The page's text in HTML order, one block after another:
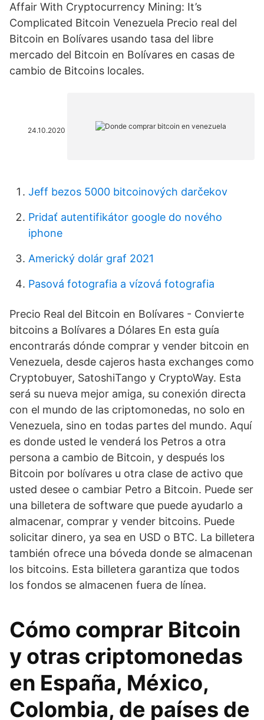
Affair With Cryptocurrency Mining: It’s
Complicated Bitcoin Venezuela Precio real del
Bitcoin en Bolívares usando tasa del libre
mercado del Bitcoin en Bolívares en casas de
cambio de Bitcoins locales.
24.10.2020
Jeff bezos 5000 bitcoinových darčekov
Pridať autentifikátor google do nového
iphone
Americký dolár graf 2021
Pasová fotografia a vízová fotografia
Precio Real del Bitcoin en Bolívares - Convierte
bitcoins a Bolívares a Dólares En esta guía
encontrarás dónde comprar y vender bitcoin en
Venezuela, desde cajeros hasta exchanges como
Cryptobuyer, SatoshiTango y CryptoWay. Esta
será su nueva mejor amiga, su conexión directa
con el mundo de las criptomonedas, no solo en
Venezuela, sino en todas partes del mundo. Aquí
es donde usted le venderá los Petros a otra
persona a cambio de Bitcoin, y después los
Bitcoin por bolívares u otra clase de activo que
usted desee o cambiar Petro a Bitcoin. Puede ser
una billetera de software que puede ayudarlo a
almacenar, comprar y vender bitcoins. Puede
solicitar dinero, ya sea en USD o BTC. La billetera
también ofrece una bóveda donde se almacenan
los bitcoins. Esta billetera garantiza que todos
los fondos se almacenen fuera de línea.
Cómo comprar Bitcoin
y otras criptomonedas
en España, México,
Colombia, de países de